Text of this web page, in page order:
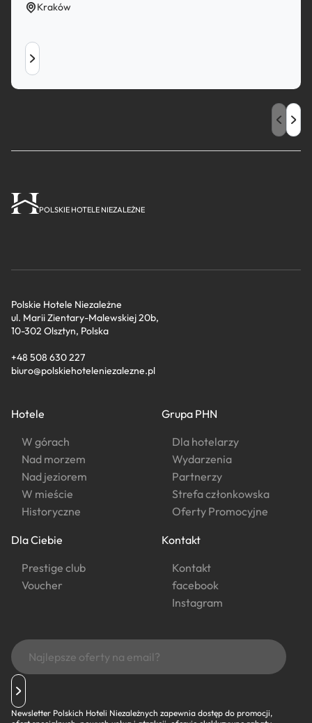
Kraków
POLSKIE HOTELE NIEZALEŻNE
Polskie Hotele Niezależne
ul. Marii Zientary-Malewskiej 20b,
10-302 Olsztyn, Polska
+48 508 630 227
biuro@polskiehoteleniezalezne.pl
Hotele
W górach
Nad morzem
Nad jeziorem
W mieście
Historyczne
Grupa PHN
Dla hotelarzy
Wydarzenia
Partnerzy
Strefa członkowska
Oferty Promocyjne
Dla Ciebie
Prestige club
Voucher
Kontakt
Kontakt
facebook
Instagram
Newsletter Polskich Hoteli Niezależnych zapewnia dostęp do promocji,